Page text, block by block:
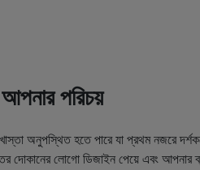
পরিচয়
অনুপস্থিত হতে পারে যা প্রথম নজরে
দোকানের লোগো ডিজাইন পেয়ে এবং আপনার